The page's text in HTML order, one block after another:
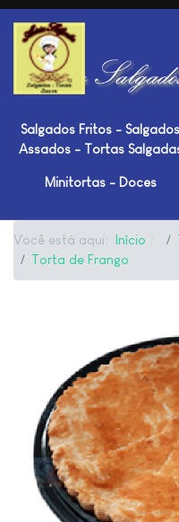
Salgados Fritos - Salgados
Assados - Tortas
Minitortas - Doces
Você está aqui: Início
Torta de Frango